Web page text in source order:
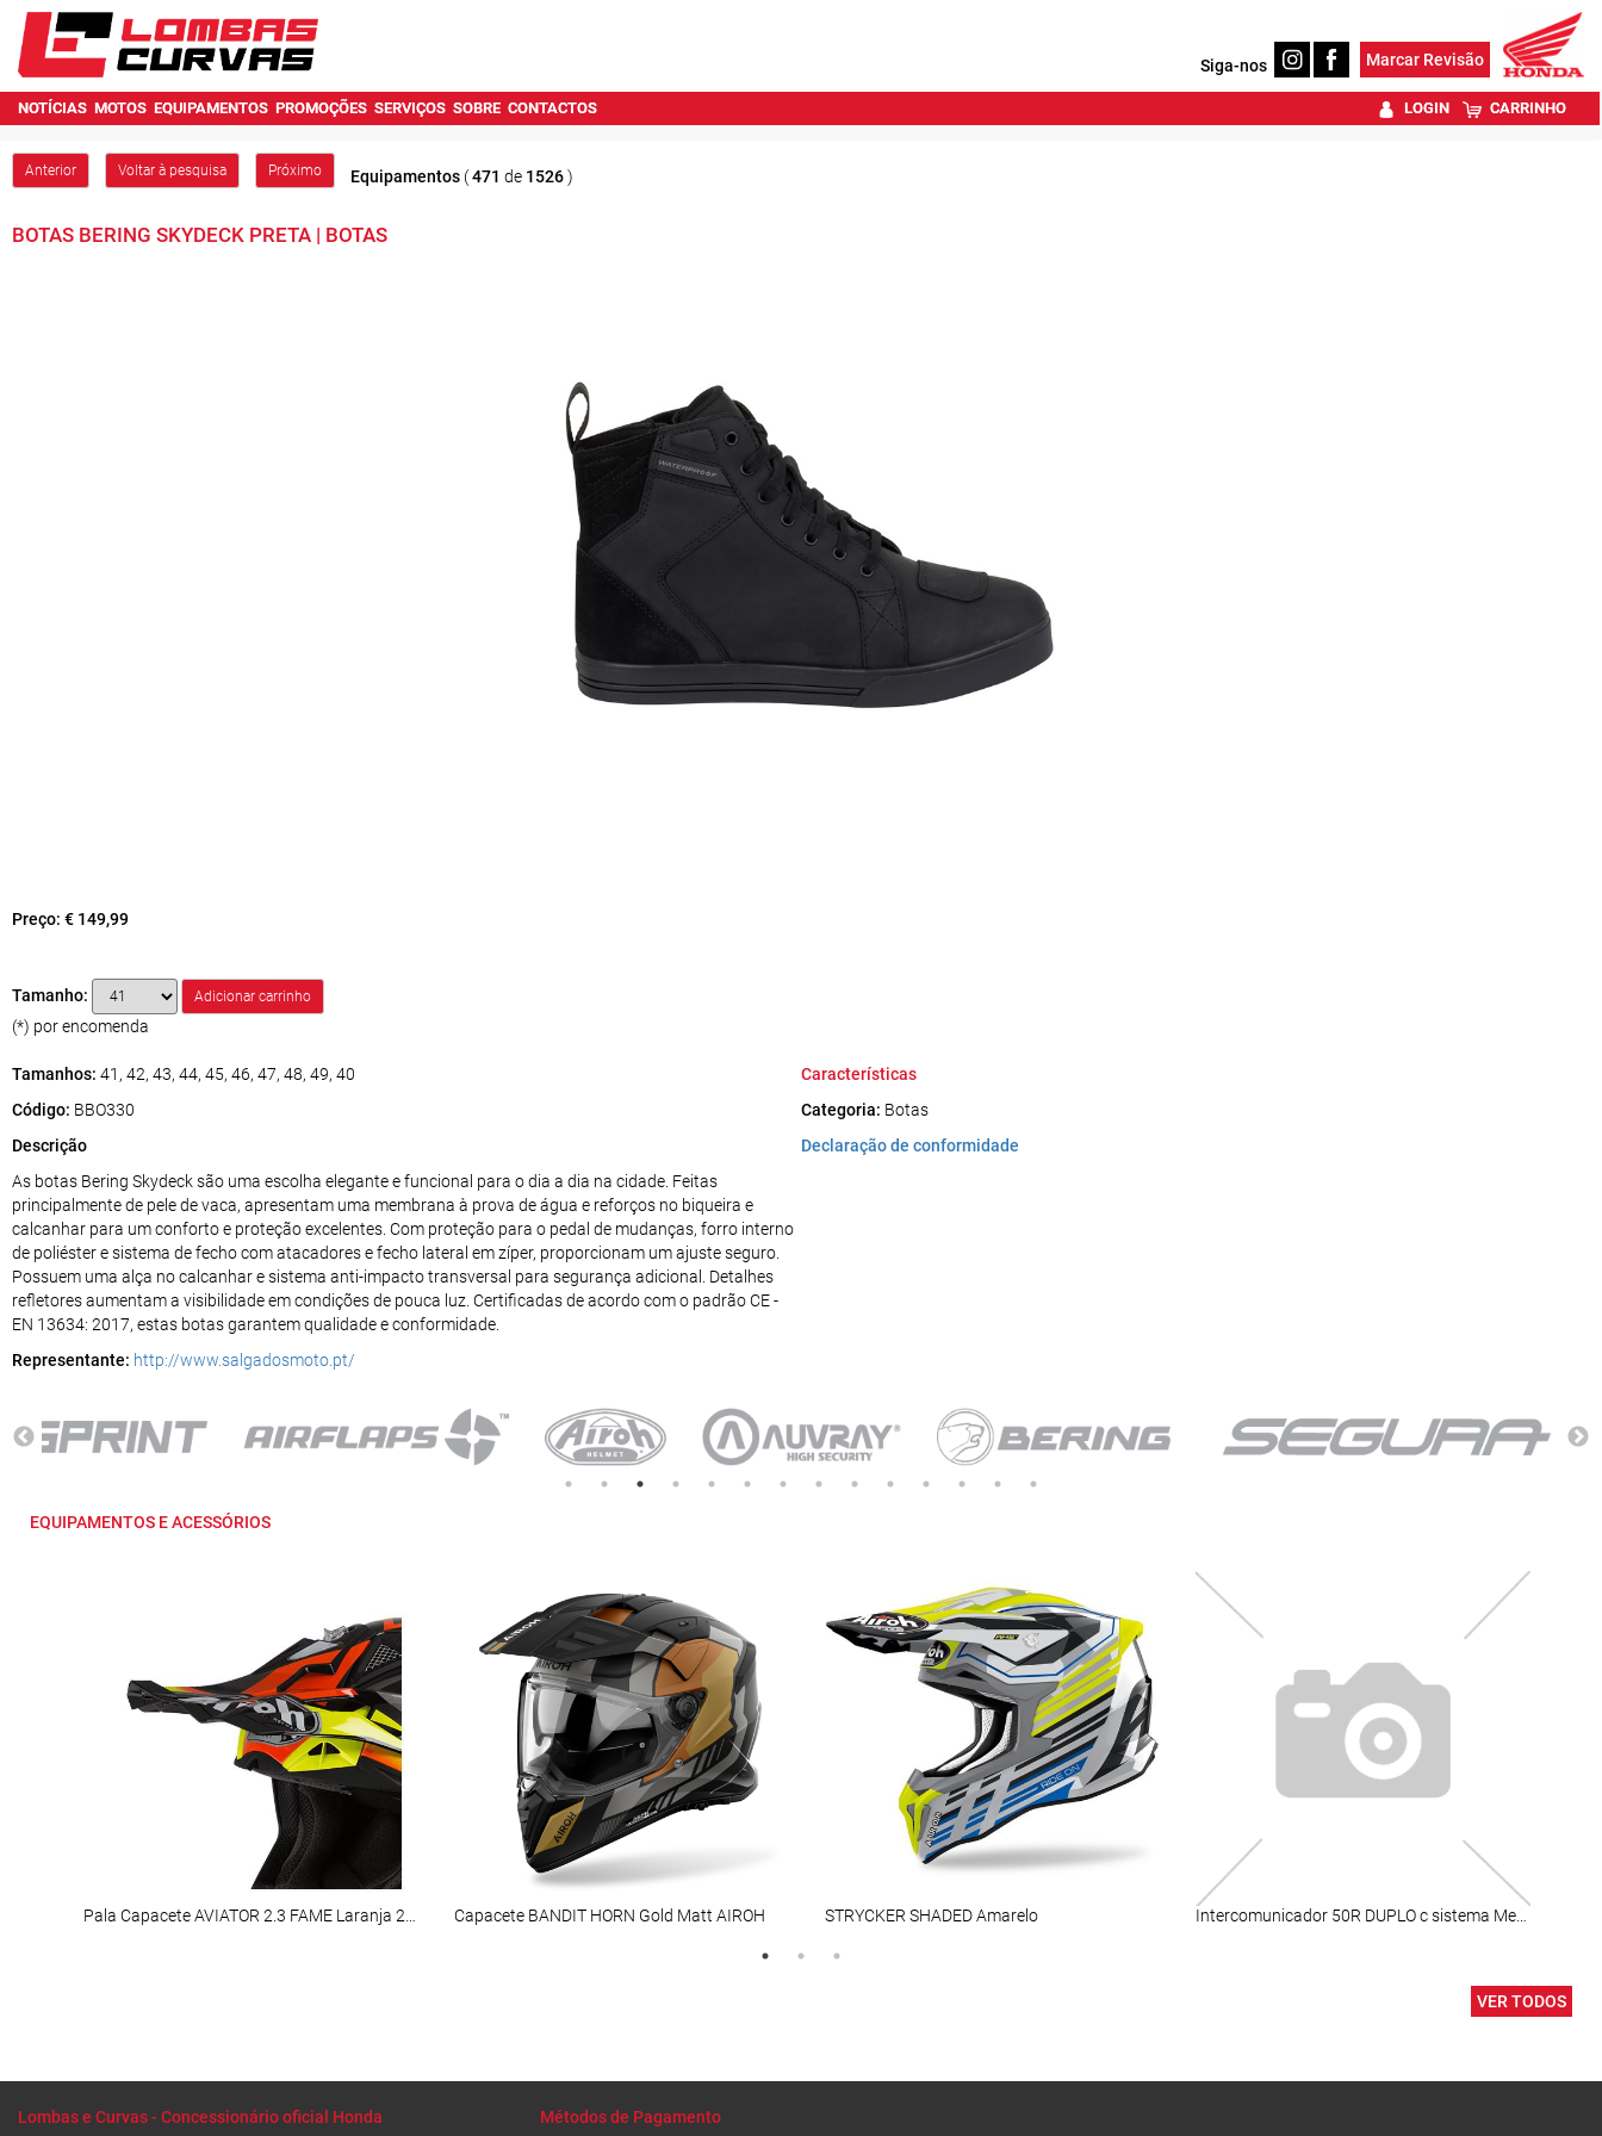
Siga-nos Marcar Revisão
NOTÍCIAS MOTOS EQUIPAMENTOS PROMOÇÕES SERVIÇOS SOBRE CONTACTOS LOGIN CARRINHO
Anterior Voltar à pesquisa Próximo Equipamentos (471 de 1526)
BOTAS BERING SKYDECK PRETA | BOTAS
Preço: € 149,99
Tamanho:
(*) por encomenda
Tamanhos: 41, 42, 43, 44, 45, 46, 47, 48, 49, 40
Código: BBO330
Descrição
As botas Bering Skydeck são uma escolha elegante e funcional para o dia a dia na cidade. Feitas
principalmente de pele de vaca, apresentam uma membrana à prova de água e reforços no biqueira e
calcanhar para um conforto e proteção excelentes. Com proteção para o pedal de mudanças, forro interno
de poliéster e sistema de fecho com atacadores e fecho lateral em zíper, proporcionam um ajuste seguro.
Possuem uma alça no calcanhar e sistema anti-impacto transversal para segurança adicional. Detalhes
refletores aumentam a visibilidade em condições de pouca luz. Certificadas de acordo com o padrão CE -
EN 13634: 2017, estas botas garantem qualidade e conformidade.
Representante: http://www.salgadosmoto.pt/
Características
Categoria: Botas
Declaração de conformidade
EQUIPAMENTOS E ACESSÓRIOS
Pala Capacete AVIATOR 2.3 FAME Laranja 2019 AIROH Capacete BANDIT HORN Gold Matt AIROH STRYCKER SHADED Amarelo Intercomunicador 50R DUPLO c sistema Mesh Intercom
VER TODOS
Lombas e Curvas - Concessionário oficial Honda Métodos de Pagamento